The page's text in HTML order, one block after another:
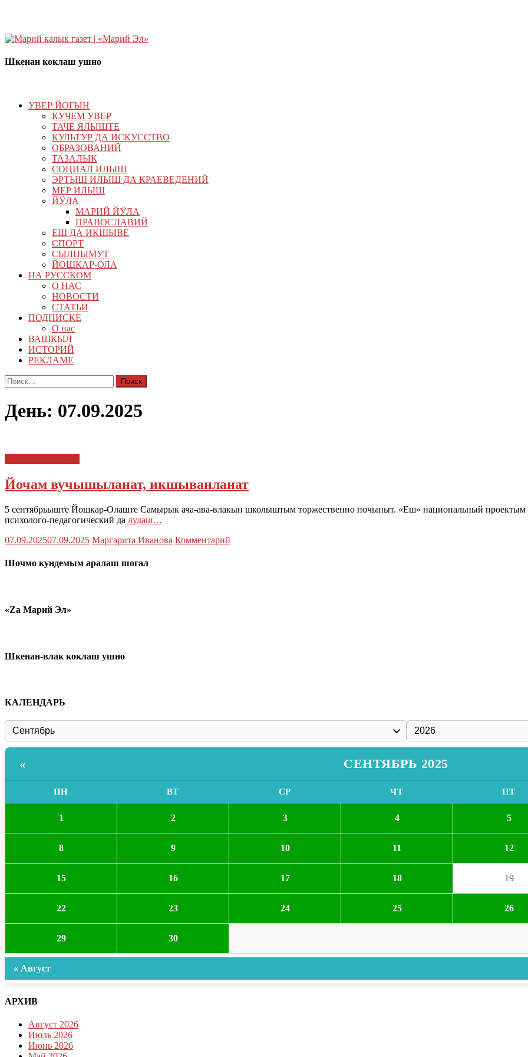
Шкенан коклаш ушно
УВЕР ЙОГЫН
КУЧЕМ УВЕР
ТАЧЕ ЯЛЫШТЕ
КУЛЬТУР ДА ИСКУССТВО
ОБРАЗОВАНИЙ
ТАЗАЛЫК
СОЦИАЛ ИЛЫШ
ЭРТЫШ ИЛЫШ ДА КРАЕВЕДЕНИЙ
МЕР ИЛЫШ
ЙӰЛА
МАРИЙ ЙӰЛА
ПРАВОСЛАВИЙ
ЕШ ДА ИКШЫВЕ
СПОРТ
СЫЛНЫМУТ
ЙОШКАР-ОЛА
НА РУССКОМ
О НАС
НОВОСТИ
СТАТЬИ
ПОДПИСКЕ
О нас
ВАШКЫЛ
ИСТОРИЙ
РЕКЛАМЕ
Найти:
День: 07.09.2025
Йочам вучышыланат, икшыванланат
5 сентябрьыште Йошкар-Олаште Самырык ача-ава-влакын школыштым торжественно почыныт. «Еш» национальный
психолого-педагогический да лудаш…
07.09.202507.09.2025 Маргарита Иванова Комментарий
Шочмо кундемым аралаш шогал
«Zа Марий Эл»
Шкенан-влак коклаш ушно
КАЛЕНДАРЬ
« СЕНТЯБРЬ 2025
ПН ВТ СР ЧТ ПТ
1 2 3 4 5
8 9 10 11 12
15 16 17 18 19
22 23 24 25 26
29 30
« Август
АРХИВ
Август 2026
Июль 2026
Июнь 2026